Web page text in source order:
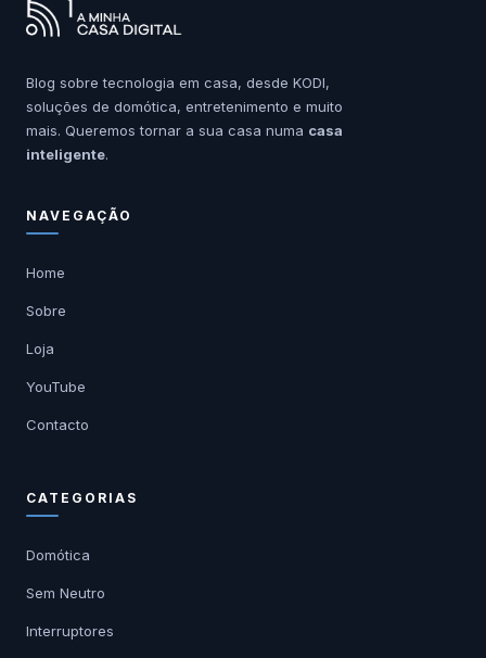
Blog sobre tecnologia em casa, desde KODI,
soluções de domótica, entretenimento e muito
mais. Queremos tornar a sua casa numa casa
inteligente.
NAVEGAÇÃO
Home
Sobre
Loja
YouTube
Contacto
CATEGORIAS
Domótica
Sem Neutro
Interruptores